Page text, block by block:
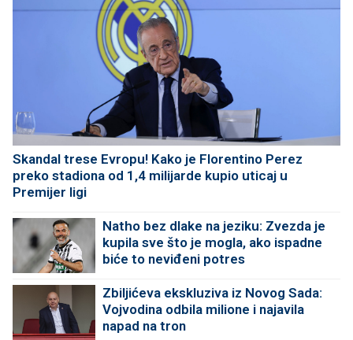
Skandal trese Evropu! Kako je Florentino Perez
preko stadiona od 1,4 milijarde kupio uticaj u
Premijer ligi
Natho bez dlake na jeziku: Zvezda je
kupila sve što je mogla, ako ispadne
biće to neviđeni potres
Zbiljićeva ekskluziva iz Novog Sada:
Vojvodina odbila milione i najavila
napad na tron